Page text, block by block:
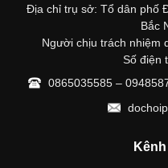
Địa chỉ trụ sở: Tổ dân phố
Bắc
Người chịu trách nhiệm
Số điện
0865035585 –